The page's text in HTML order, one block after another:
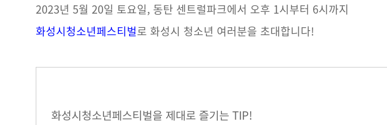
2023년 5월 20일 토요일, 동탄 센트럴파크에서 오후 1시부터 6시까지
화성시청소년페스티벌로 화성시 청소년 여러분을 초대합니다!
화성시청소년페스티벌을 제대로 즐기는 TIP!